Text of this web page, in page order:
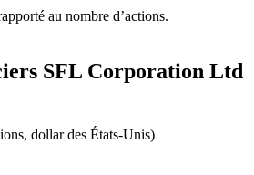
au nombre d’actions.
SFL Corporation Ltd
dollar des États-Unis)